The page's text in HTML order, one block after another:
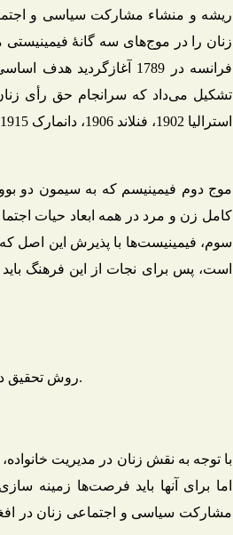
زنان را در موج‌های سه گانۀ فیمینیستی
فرانسه در 1789
کامل زن و مرد در همه ابعاد حیات
سوم، فیمینیست‌ها با پذیرش این اصل
است، پس برای نجات از این فرهنگ باید
روش تحقیق در این مقاله؛ روش تحقیق توصیفی از نوع تحلیل محتوایی می‌باشد.
با توجه به نقش زنان در مدیریت
اما برای آنها باید فرصت‌ها زمینه
مشارکت سیاسی و اجتماعی زنان در